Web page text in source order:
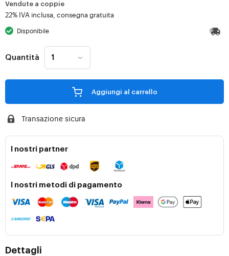
Vendute a coppie
22% IVA inclusa, consegna gratuita
Disponibile
Quantità
Aggiungi al carrello
Transazione sicura
I nostri partner
I nostri metodi di pagamento
Dettagli